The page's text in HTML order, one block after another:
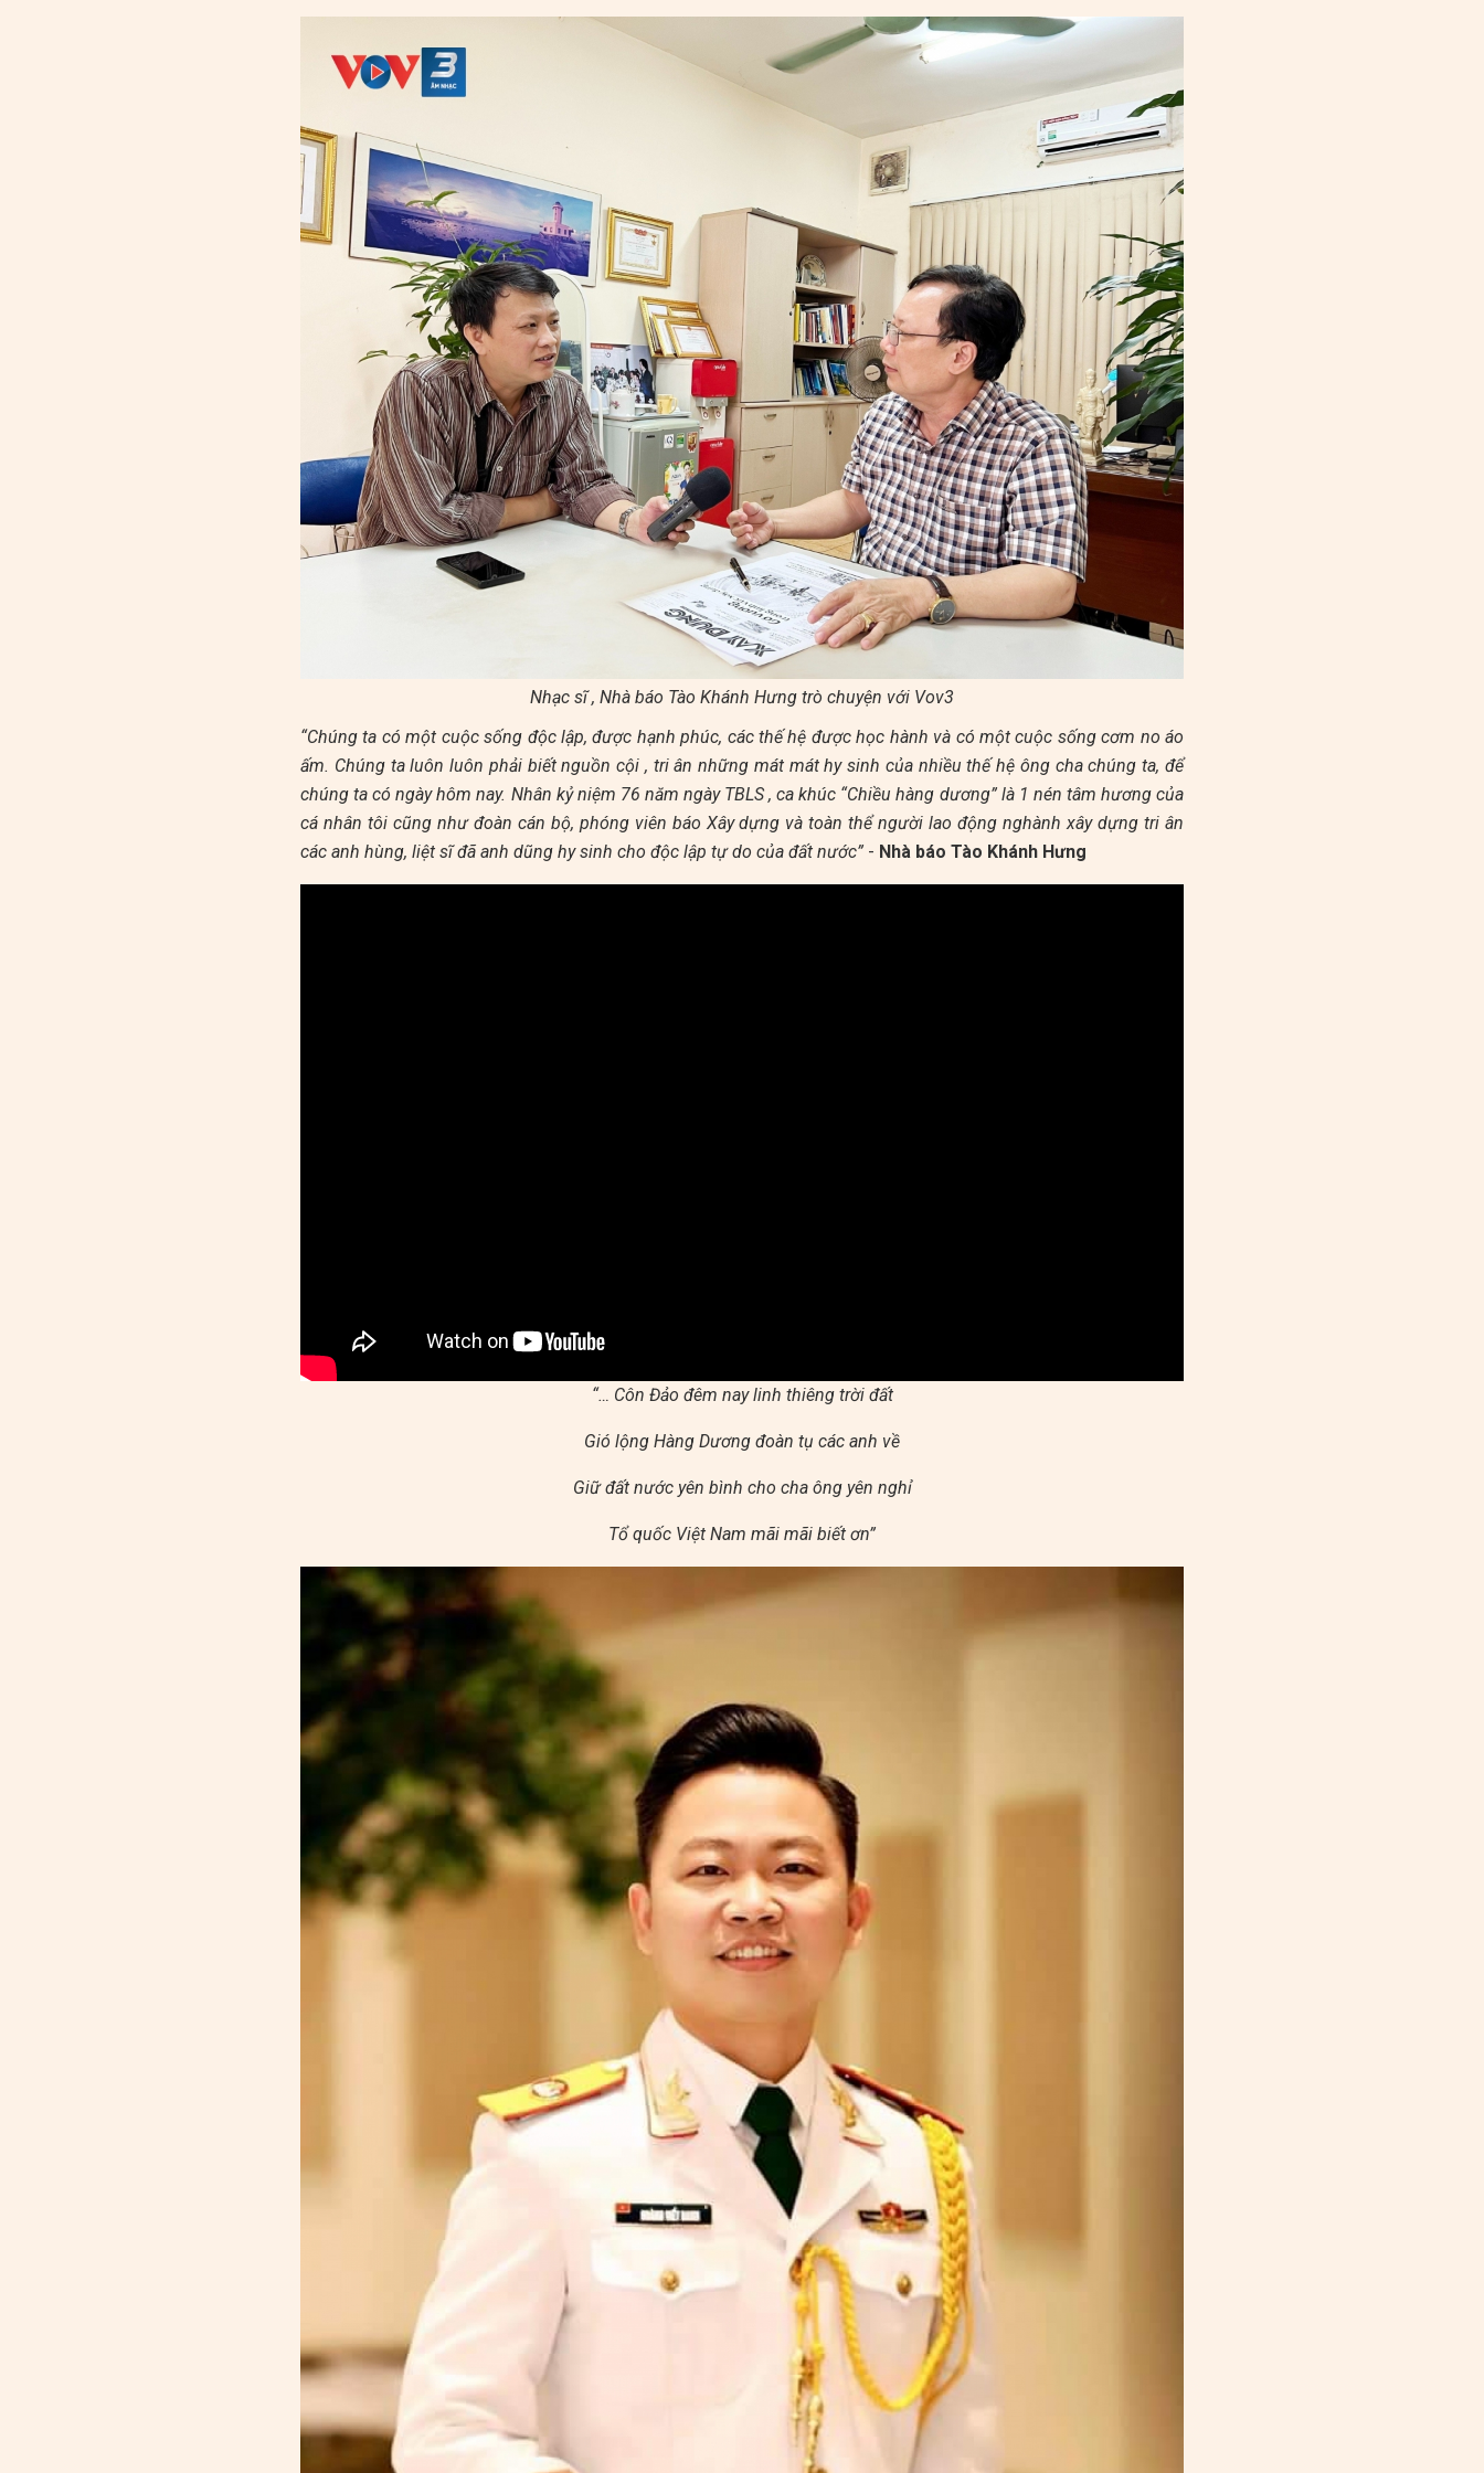
Nhạc sĩ , Nhà báo Tào Khánh Hưng trò chuyện với Vov3
“Chúng ta có một cuộc sống độc lập, được hạnh phúc, các thế hệ được học hành và có một cuộc sống cơm no áo
ấm. Chúng ta luôn luôn phải biết nguồn cội , tri ân những mát mát hy sinh của nhiều thế hệ ông cha chúng ta, để
chúng ta có ngày hôm nay. Nhân kỷ niệm 76 năm ngày TBLS , ca khúc “Chiều hàng dương” là 1 nén tâm hương của
cá nhân tôi cũng như đoàn cán bộ, phóng viên báo Xây dựng và toàn thể người lao động nghành xây dựng tri ân
các anh hùng, liệt sĩ đã anh dũng hy sinh cho độc lập tự do của đất nước” - Nhà báo Tào Khánh Hưng
“… Côn Đảo đêm nay linh thiêng trời đất
Gió lộng Hàng Dương đoàn tụ các anh về
Giữ đất nước yên bình cho cha ông yên nghỉ
Tổ quốc Việt Nam mãi mãi biết ơn”